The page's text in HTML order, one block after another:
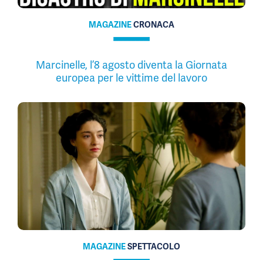
MAGAZINECRONACA
Marcinelle, l’8 agosto diventa la Giornata
europea per le vittime del lavoro
MAGAZINESPETTACOLO